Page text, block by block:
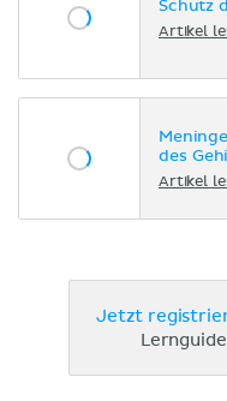
Schutz
Artikel
des
Artikel
Jetzt